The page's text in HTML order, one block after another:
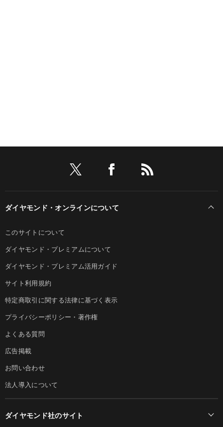
ダイヤモンド・オンラインについて
このサイトについて
ダイヤモンド・プレミアムについて
ダイヤモンド・プレミアム活用ガイド
サイト利用規約
特定商取引に関する法律に基づく表示
プライバシーポリシー・著作権
よくある質問
広告掲載
お問い合わせ
法人導入について
ダイヤモンド社のサイト